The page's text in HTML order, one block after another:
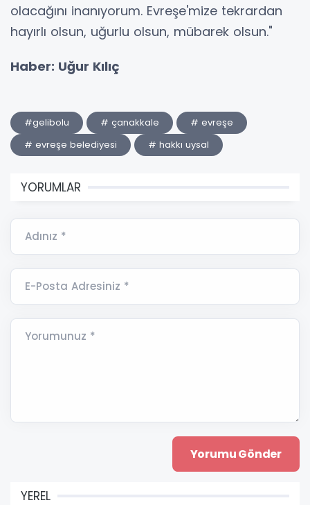
olacağını inanıyorum. Evreşe'mize tekrardan
hayırlı olsun, uğurlu olsun, mübarek olsun."
Haber: Uğur Kılıç
#gelibolu # çanakkale
# evreşe
# evreşe belediyesi
# hakkı uysal
YORUMLAR
Adınız *
E-Posta Adresiniz *
Yorumunuz *
YEREL